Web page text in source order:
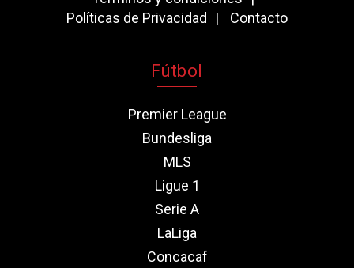
Políticas de Privacidad
Contacto
Fútbol
Premier League
Bundesliga
MLS
Ligue 1
Serie A
LaLiga
Concacaf